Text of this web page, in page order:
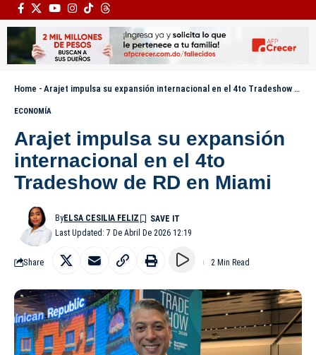
Home - Arajet impulsa su expansión internacional en el 4to Tradeshow de RD en Miami
ECONOMÍA
Arajet impulsa su expansión
internacional en el 4to
Tradeshow de RD en Miami
Last Updated: 7 De Abril De 2026 12:19
ByELSA CESILIA FELIZ
Share 2 Min Read